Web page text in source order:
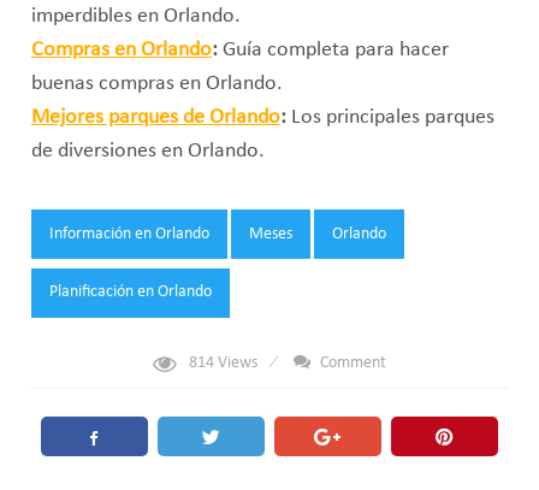
imperdibles en Orlando.
Compras en Orlando:Guía completa para hacer
buenas compras en Orlando.
Mejores parques de Orlando:Los principales parques
de diversiones en Orlando.
Tags:
Información en Orlando Meses Orlando
Planificación en Orlando
814Views Comment